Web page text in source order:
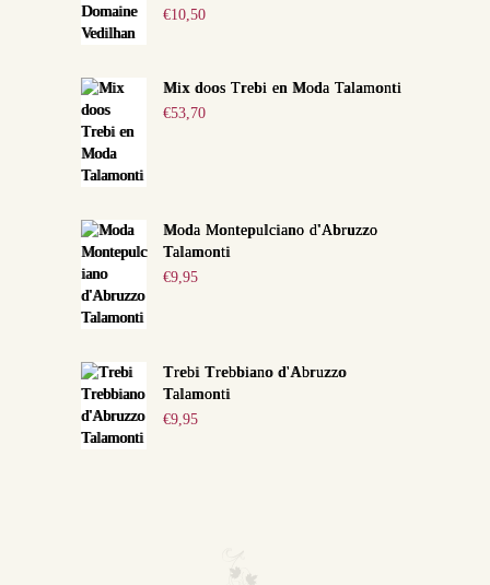
€10,50
Mix doos Trebi en Moda Talamonti
€53,70
Moda Montepulciano d'Abruzzo
Talamonti
€9,95
Trebi Trebbiano d'Abruzzo
Talamonti
€9,95